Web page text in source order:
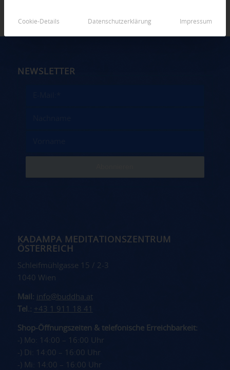
NEWSLETTER
KADAMPA MEDITATIONSZENTRUM
ÖSTERREICH
Schleifmühlgasse 15 / 2-3
1040 Wien
Mail: info@buddha.at
Tel.: +43 1 911 18 41
Shop-Öffnungszeiten & telefonische Erreichbarkeit:
-) Mo: 14:00 – 16:00 Uhr
-) Di: 14:00 – 16:00 Uhr
-) Mi: 14:00 – 16:00 Uhr
Cookie-Details Datenschutzerklärung Impressum